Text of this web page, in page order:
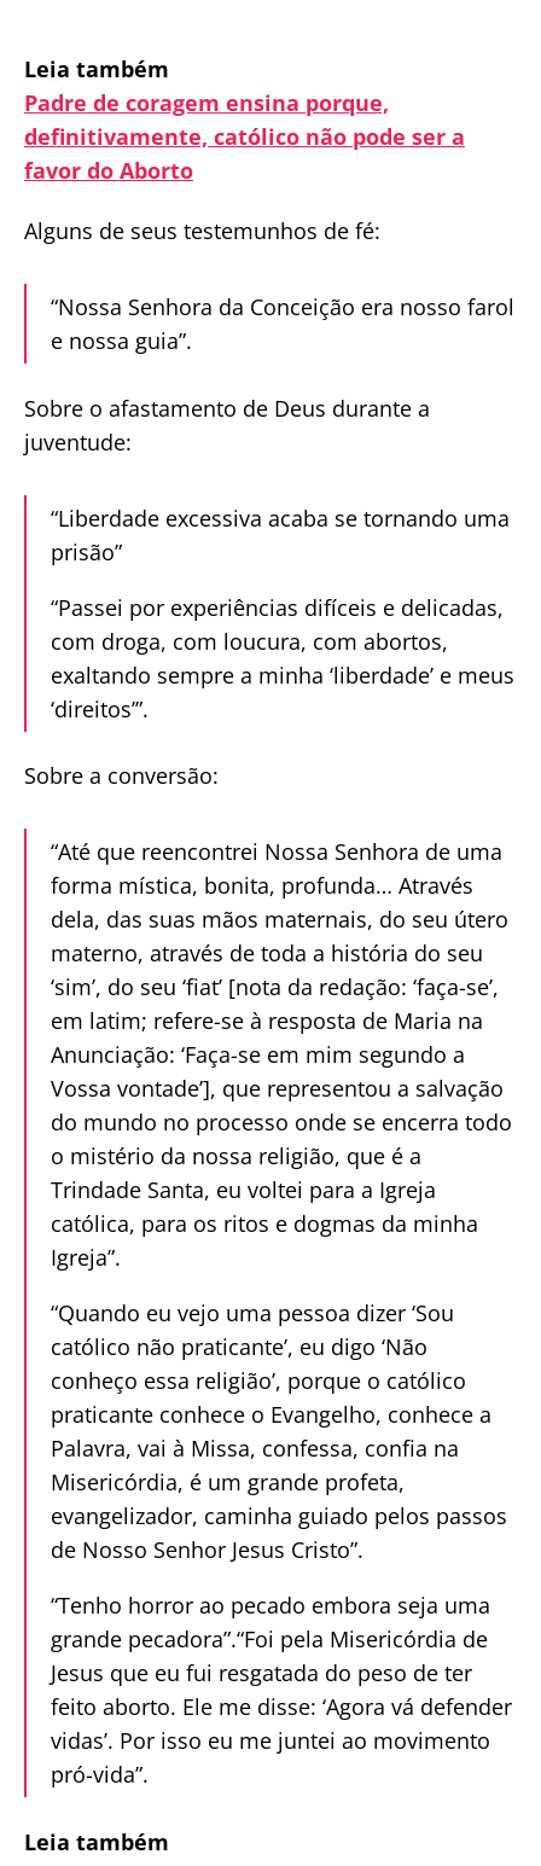
Leia também
Padre de coragem ensina porque,
definitivamente, católico não pode ser a
favor do Aborto
Alguns de seus testemunhos de fé:
“Nossa Senhora da Conceição era nosso farol
e nossa guia”.
Sobre o afastamento de Deus durante a
juventude:
“Liberdade excessiva acaba se tornando uma
prisão”
“Passei por experiências difíceis e delicadas,
com droga, com loucura, com abortos,
exaltando sempre a minha ‘liberdade’ e meus
‘direitos’”.
Sobre a conversão:
“Até que reencontrei Nossa Senhora de uma
forma mística, bonita, profunda… Através
dela, das suas mãos maternais, do seu útero
materno, através de toda a história do seu
‘sim’, do seu ‘fiat’ [nota da redação: ‘faça-se’,
em latim; refere-se à resposta de Maria na
Anunciação: ‘Faça-se em mim segundo a
Vossa vontade’], que representou a salvação
do mundo no processo onde se encerra todo
o mistério da nossa religião, que é a
Trindade Santa, eu voltei para a Igreja
católica, para os ritos e dogmas da minha
Igreja”.
“Quando eu vejo uma pessoa dizer ‘Sou
católico não praticante’, eu digo ‘Não
conheço essa religião’, porque o católico
praticante conhece o Evangelho, conhece a
Palavra, vai à Missa, confessa, confia na
Misericórdia, é um grande profeta,
evangelizador, caminha guiado pelos passos
de Nosso Senhor Jesus Cristo”.
“Tenho horror ao pecado embora seja uma
grande pecadora”.“Foi pela Misericórdia de
Jesus que eu fui resgatada do peso de ter
feito aborto. Ele me disse: ‘Agora vá defender
vidas’. Por isso eu me juntei ao movimento
pró-vida”.
Leia também